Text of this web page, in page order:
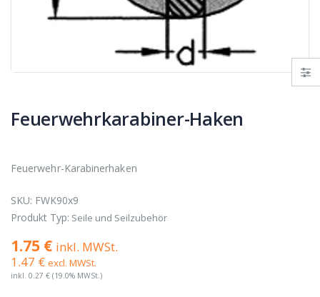
Feuerwehrkarabiner-Haken
Feuerwehr-Karabinerhaken
SKU: FWK90x9
Produkt Typ: Seile und Seilzubehör
1.75 € inkl. MWSt.
1.47 € excl. MWSt.
inkl. 0.27 € (19.0% MWSt.)